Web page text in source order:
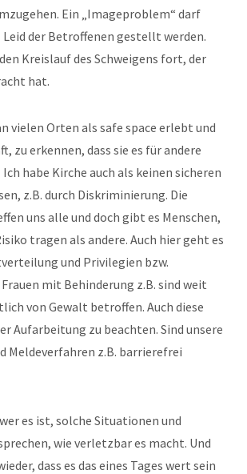
Ein „Imageproblem“ darf
Leid der Betroffenen gestellt werden.
Kreislauf des Schweigens fort, der
hat.
vielen Orten als safe space erlebt und
zu erkennen, dass sie es für andere
habe Kirche auch als keinen sicheren
z.B. durch Diskriminierung. Die
uns alle und doch gibt es Menschen,
tragen als andere. Auch hier geht es
und Privilegien bzw.
mit Behinderung z.B. sind weit
von Gewalt betroffen. Auch diese
Aufarbeitung zu beachten. Sind unsere
Meldeverfahren z.B. barrierefrei
es ist, solche Situationen und
wie verletzbar es macht. Und
dass es das eines Tages wert sein